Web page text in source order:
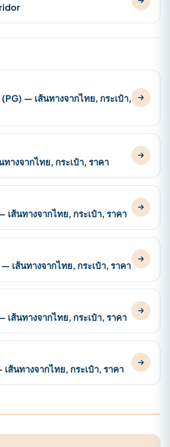
— เส้นทางจากไทย, กระเป๋า,
างจากไทย, กระเป๋า, ราคา
เส้นทางจากไทย, กระเป๋า, ราคา
เส้นทางจากไทย, กระเป๋า, ราคา
เส้นทางจากไทย, กระเป๋า, ราคา
ส้นทางจากไทย, กระเป๋า, ราคา